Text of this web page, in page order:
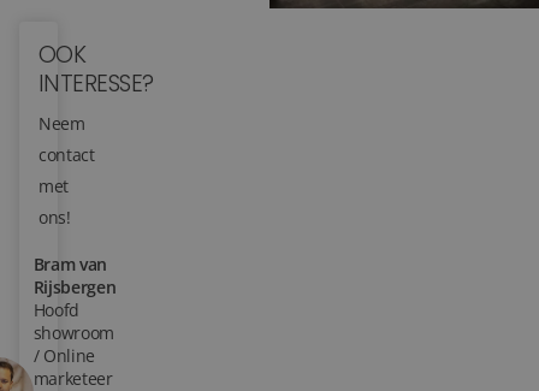
SHOWROOM BEZOEKEN
Stijlstudio's
Projecten
Inspiratie
Blog
Over ons
OOK
INTERESSE?
Neem
contact
met
ons!
Bram van
Rijsbergen
Hoofd
showroom
/ Online
marketeer